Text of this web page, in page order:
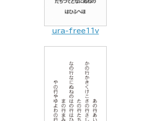
ura-free11v